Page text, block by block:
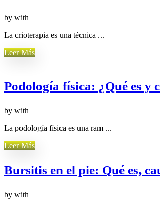
by with
La crioterapia es una técnica ...
Leer Más
Podología física: ¿Qué es y
by with
La podología física es una ram ...
Leer Más
Bursitis en el pie: Qué es,
by with